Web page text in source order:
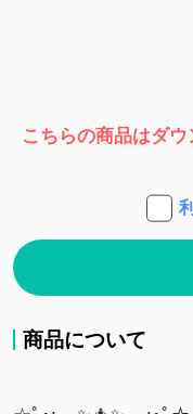
こちらの商品はダ
商品について